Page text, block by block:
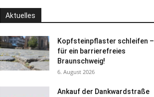
Aktuelles
Kopfsteinpflaster schleifen –
für ein barrierefreies
Braunschweig!
6. August 2026
Ankauf der Dankwardstraße